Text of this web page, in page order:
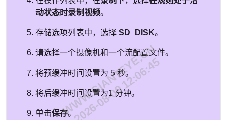
动状态时录制视频。
存储选项列表中，选择 SD_DISK。
请选择一个摄像机和一个流配置文件。
将预缓冲时间设置为 5 秒。
将后缓冲时间设置为1 分钟。
单击保存。
WWW.GIANTEYE.CN
2026-08-09 12:06:45